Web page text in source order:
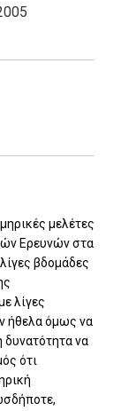
μελέτες
Ερευνών στα
βδομάδες
λίγες
ήθελα όμως να
να
ότι